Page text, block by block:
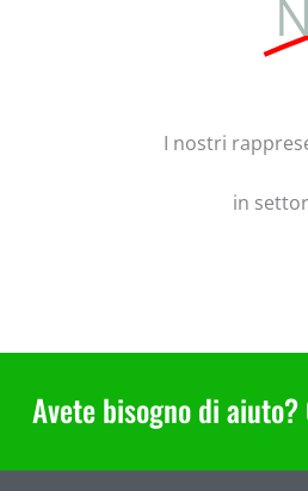
I nostri
in
Avete bisogno di